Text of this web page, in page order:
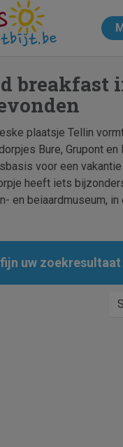
breakfast
plaatsje Tellin
Bure, Grupont en
voor een
heeft iets
en beiaardmuseum, in
uw zoekresultaat